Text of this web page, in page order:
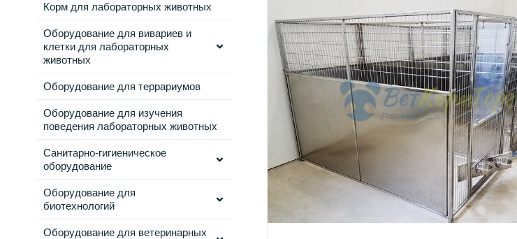
Корм для лабораторных животных
Оборудование для вивариев и
клетки для лабораторных
животных
Оборудование для террариумов
Оборудование для изучения
поведения лабораторных животных
Санитарно-гигиеническое
оборудование
Оборудование для
биотехнологий
Оборудование для ветеринарных